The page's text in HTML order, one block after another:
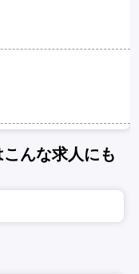
んな求人にも